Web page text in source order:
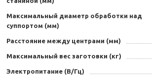
Максимальный диаметр обработки над
суппортом (мм)
Расстояние между центрами (мм)
Максимальный вес заготовки (кг)
Электропитание (В/Гц)